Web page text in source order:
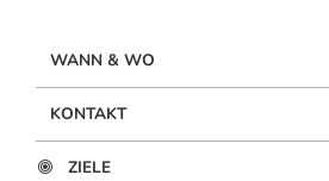
WANN & WO
KONTAKT
ZIELE